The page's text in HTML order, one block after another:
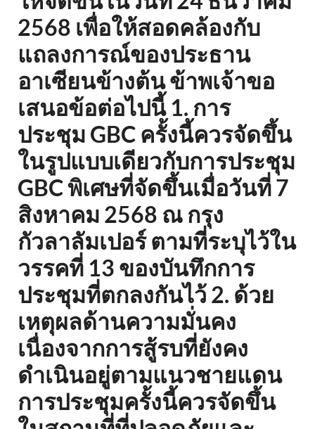
2568 เพื่อให้สอดคล้องกับ
แถลงการณ์ของประธาน
อาเซียนข้างต้น ข้าพเจ้าขอ
เสนอข้อต่อไปนี้ 1. การ
ประชุม GBC ครั้งนี้ควรจัดขึ้น
ในรูปแบบเดียวกับการประชุม
GBC พิเศษที่จัดขึ้นเมื่อวันที่ 7
สิงหาคม 2568 ณ กรุง
กัวลาลัมเปอร์ ตามที่ระบุไว้ใน
วรรคที่ 13 ของบันทึกการ
ประชุมที่ตกลงกันไว้ 2. ด้วย
เหตุผลด้านความมั่นคง
เนื่องจากการสู้รบที่ยังคง
ดำเนินอยู่ตามแนวชายแดน
การประชุมครั้งนี้ควรจัดขึ้น